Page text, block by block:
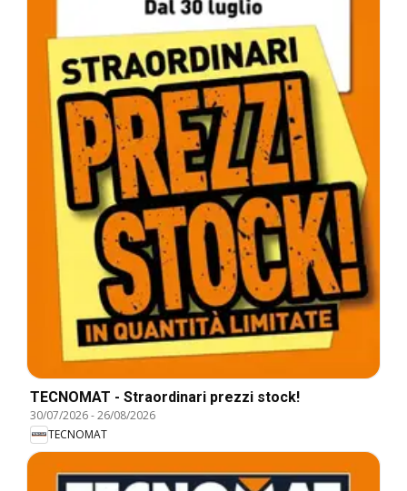
TECNOMAT - Straordinari prezzi stock!
30/07/2026-26/08/2026
TECNOMAT